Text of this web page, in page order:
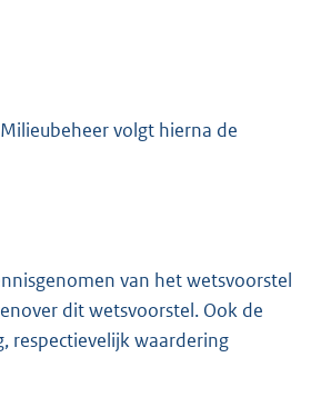
volgt hierna de
van het wetsvoorstel
dit wetsvoorstel. Ook de
respectievelijk waardering